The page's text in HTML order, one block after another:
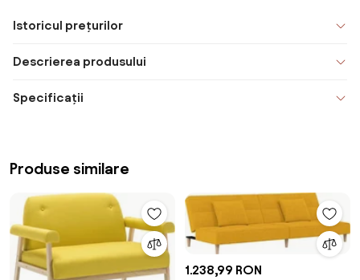
Istoricul prețurilor
Descrierea produsului
Specificații
Produse similare
1.238,99 RON